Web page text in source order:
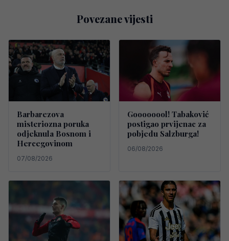
Povezane vijesti
Barbarezova
misteriozna poruka
odjeknula Bosnom i
Hercegovinom
07/08/2026
Goooooool! Tabaković
postigao prvijenac za
pobjedu Salzburga!
06/08/2026